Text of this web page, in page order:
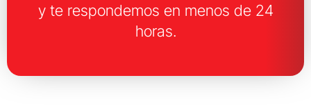
y te respondemos en menos de 24
horas.